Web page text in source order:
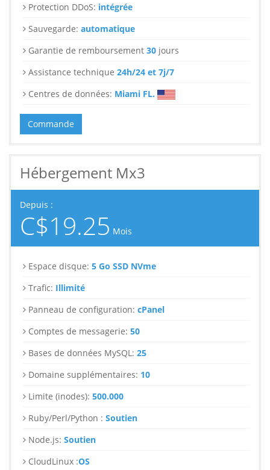
Protection DDoS: intégrée
Sauvegarde: automatique
Garantie de remboursement 30 jours
Assistance technique 24h/24 et 7j/7
Centres de données: Miami FL.
Commande
Hébergement Mx3
Depuis :
C$19.25 Mois
Espace disque: 5 Go SSD NVme
Trafic: Illimité
Panneau de configuration: cPanel
Comptes de messagerie: 50
Bases de données MySQL: 25
Domaine supplémentaires: 10
Limite (inodes): 500.000
Ruby/Perl/Python : Soutien
Node.js: Soutien
CloudLinux :OS